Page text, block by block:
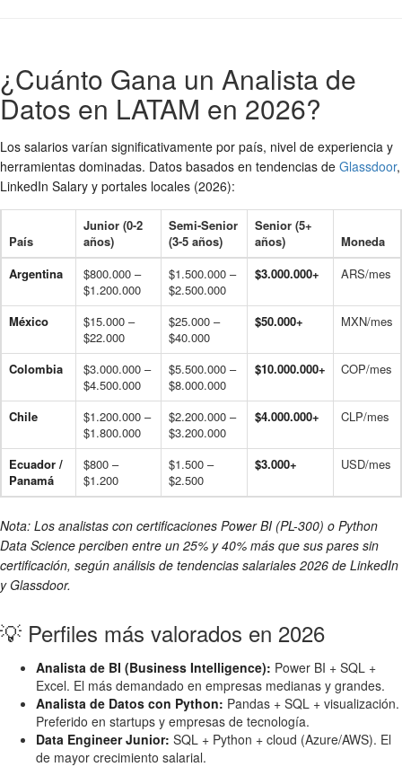
¿Cuánto Gana un Analista de
Datos en LATAM en 2026?
Los salarios varían significativamente por país, nivel de experiencia y
herramientas dominadas. Datos basados en tendencias de Glassdoor,
LinkedIn Salary y portales locales (2026):
País
Junior (0-2
años)
Semi-Senior
(3-5 años)
Senior (5+
años)
Moneda
Argentina
$800.000 –
$1.200.000
$1.500.000 –
$2.500.000
$3.000.000+ ARS/mes
México
$15.000 –
$22.000
$25.000 –
$40.000
$50.000+ MXN/mes
Colombia
$3.000.000 –
$4.500.000
$5.500.000 –
$8.000.000
$10.000.000+ COP/mes
Chile
$1.200.000 –
$1.800.000
$2.200.000 –
$3.200.000
$4.000.000+ CLP/mes
Ecuador /
Panamá
$800 –
$1.200
$1.500 –
$2.500
$3.000+ USD/mes
Nota: Los analistas con certificaciones Power BI (PL-300) o Python
Data Science perciben entre un 25% y 40% más que sus pares sin
certificación, según análisis de tendencias salariales 2026 de LinkedIn
y Glassdoor.
💡 Perfiles más valorados en 2026
Analista de BI (Business Intelligence): Power BI + SQL +
Excel. El más demandado en empresas medianas y grandes.
Analista de Datos con Python: Pandas + SQL + visualización.
Preferido en startups y empresas de tecnología.
Data Engineer Junior: SQL + Python + cloud (Azure/AWS). El
de mayor crecimiento salarial.